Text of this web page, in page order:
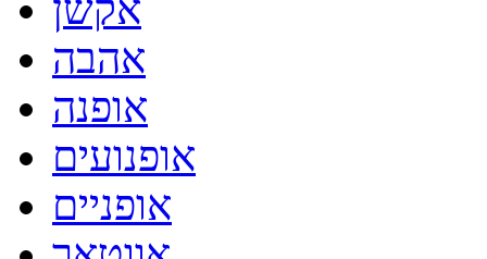
אהבה
אופנה
אופנועים
אופניים